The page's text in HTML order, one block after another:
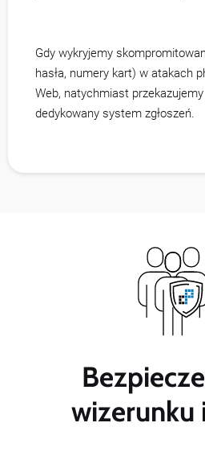
Gdy wykryjemy
hasła, numery kart) w atakach
Web, natychmiast
dedykowany system zgłoszeń.
wizerunku